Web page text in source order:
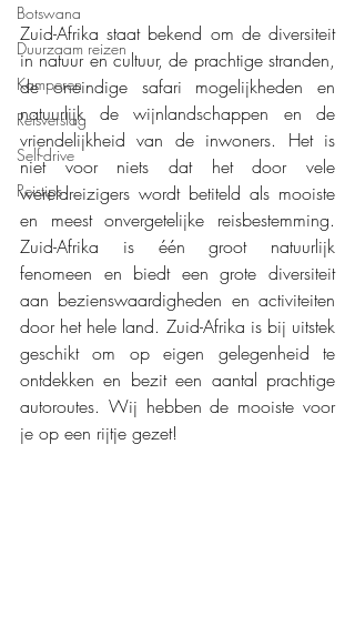
Botswana
Duurzaam reizen
Kamperen
Reisverslag
Self-drive
Reistips
Zuid-Afrika staat bekend om de diversiteit
in natuur en cultuur, de prachtige stranden,
de oneindige safari mogelijkheden en
natuurlijk de wijnlandschappen en de
vriendelijkheid van de inwoners. Het is
niet voor niets dat het door vele
wereldreizigers wordt betiteld als mooiste
en meest onvergetelijke reisbestemming.
Zuid-Afrika is één groot natuurlijk
fenomeen en biedt een grote diversiteit
aan bezienswaardigheden en activiteiten
door het hele land. Zuid-Afrika is bij uitstek
geschikt om op eigen gelegenheid te
ontdekken en bezit een aantal prachtige
autoroutes. Wij hebben de mooiste voor
je op een rijtje gezet!